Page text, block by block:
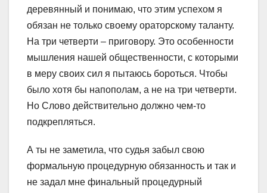
деревянный и понимаю, что этим успехом я
обязан не только своему ораторскому таланту.
На три четверти – приговору. Это особенности
мышления нашей общественности, с которыми
в меру своих сил я пытаюсь бороться. Чтобы
было хотя бы напополам, а не на три четверти.
Но Слово действительно должно чем-то
подкрепляться.
А ты не заметила, что судья забыл свою
формальную процедурную обязанность и так и
не задал мне финальный процедурный